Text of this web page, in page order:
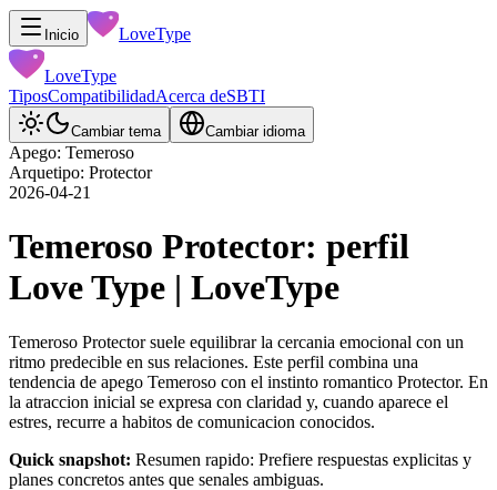
Inicio LoveType
LoveType
TiposCompatibilidadAcerca deSBTI
Cambiar tema Cambiar idioma
Apego: Temeroso
Arquetipo: Protector
2026-04-21
Temeroso Protector: perfil
Love Type | LoveType
Temeroso Protector suele equilibrar la cercania emocional con un
ritmo predecible en sus relaciones. Este perfil combina una
tendencia de apego Temeroso con el instinto romantico Protector. En
la atraccion inicial se expresa con claridad y, cuando aparece el
estres, recurre a habitos de comunicacion conocidos.
Quick snapshot: Resumen rapido: Prefiere respuestas explicitas y
planes concretos antes que senales ambiguas.